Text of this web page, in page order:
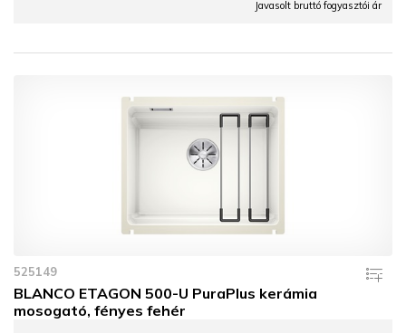
Javasolt bruttó fogyasztói ár
525149
BLANCO ETAGON 500-U PuraPlus kerámia
mosogató, fényes fehér